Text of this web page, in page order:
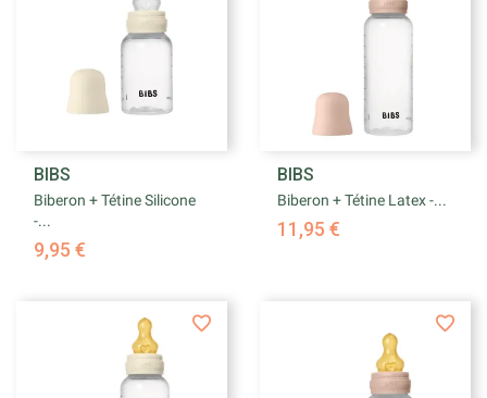
BIBS
Biberon + Tétine Silicone
-...
9,95 €
BIBS
Biberon + Tétine Latex -...
11,95 €